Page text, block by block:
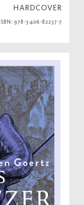
HARDCOVER
ISBN: 978-3-406-82237-7